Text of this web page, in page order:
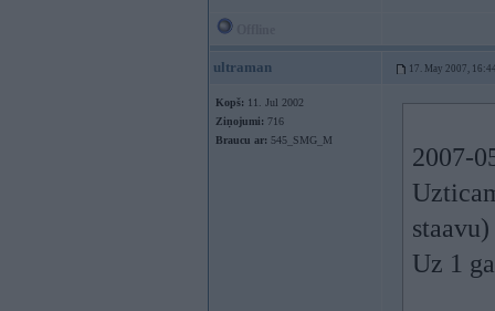
ultraman 17. May 2007,
Kopš: 11. Jul 2002
Ziņojumi: 716
Braucu ar: 545_SMG_M
2007-
Uz 1